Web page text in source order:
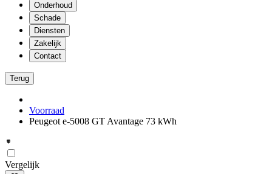
Onderhoud
Schade
Diensten
Zakelijk
Contact
Terug
Voorraad
Peugeot e-5008 GT Avantage 73 kWh
Vergelijk